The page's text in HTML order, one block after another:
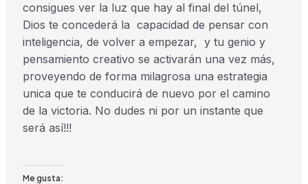
consigues ver la luz que hay al final del túnel,
Dios te concederá la capacidad de pensar con
inteligencia, de volver a empezar, y tu genio y
pensamiento creativo se activarán una vez más,
proveyendo de forma milagrosa una estrategia
unica que te conducirá de nuevo por el camino
de la victoria. No dudes ni por un instante que
será así!!!
Me gusta: